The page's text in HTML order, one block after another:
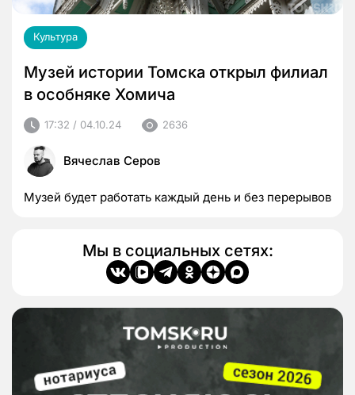
Культура
Музей истории Томска открыл филиал
в особняке Хомича
17:32 / 04.10.24 2636
Вячеслав Серов
Музей будет работать каждый день и без перерывов
Мы в социальных сетях: